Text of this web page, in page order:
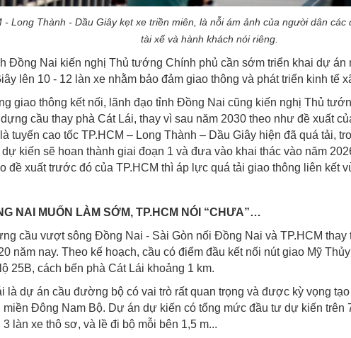
- Long Thành - Dầu Giây kẹt xe triền miên, là nỗi ám ảnh của người dân
tài xế và hành khách nói riêng.
Đồng Nai kiến nghị Thủ tướng Chính phủ cần sớm triển khai dự án
lên 10 - 12 làn xe nhằm bảo đảm giao thông và phát triển kinh tế
giao thông kết nối, lãnh đạo tỉnh Đồng Nai cũng kiến nghị Thủ
cầu thay phà Cát Lái, thay vì sau năm 2030 theo như đề xuất
tuyến cao tốc TP.HCM – Long Thành – Dầu Giây hiện đã quá tải,
kiến sẽ hoan thành giai đoạn 1 và đưa vào khai thác vào năm
đề xuất trước đó của TP.HCM thì áp lực quá tải giao thông liên kết
NAI MUỐN LÀM SỚM, TP.HCM NÓI “CHƯA”…
cầu vượt sông Đồng Nai - Sài Gòn nối Đồng Nai và TP.HCM thay
năm nay. Theo kế hoạch, cầu có điểm đầu kết nối nút giao Mỹ
25B, cách bến phà Cát Lái khoảng 1 km.
là dự án cầu đường bộ có vai trò rất quan trọng và được kỳ vọng
Đông Nam Bộ. Dự án dự kiến có tổng mức đầu tư dự kiến trên
3 làn xe thô sơ, và lề đi bộ mỗi bên 1,5 m...